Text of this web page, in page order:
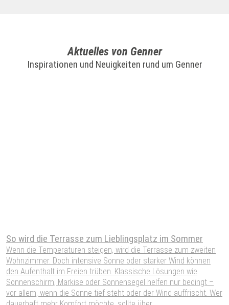
Aktuelles von Genner
Inspirationen und Neuigkeiten rund um Genner
So wird die Terrasse zum Lieblingsplatz im Sommer
Wenn die Temperaturen steigen, wird die Terrasse zum zweiten
Wohnzimmer. Doch intensive Sonne oder starker Wind können
den Aufenthalt im Freien trüben. Klassische Lösungen wie
Sonnenschirm, Markise oder Sonnensegel helfen nur bedingt –
vor allem, wenn die Sonne tief steht oder der Wind auffrischt. Wer